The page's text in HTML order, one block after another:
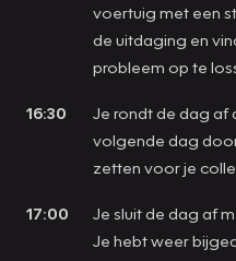
voertuig met een
de uitdaging en
probleem op te
16:30
Je rondt de dag af
volgende dag
zetten voor je
17:00
Je sluit de dag af
Je hebt weer